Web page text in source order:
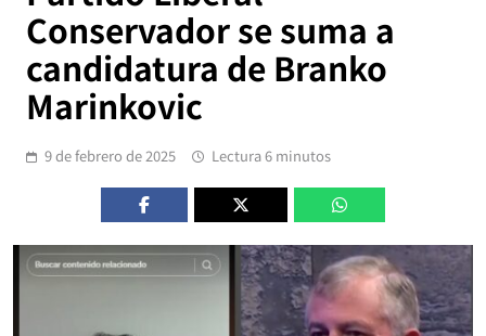
Conservador se suma a
candidatura de Branko
Marinkovic
9 de febrero de 2025 Lectura 6 minutos